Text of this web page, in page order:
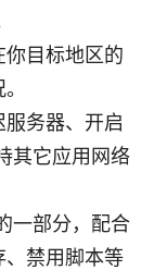
目标地区的
务器、开启
其它应用网络
一部分，配合
、禁用脚本等